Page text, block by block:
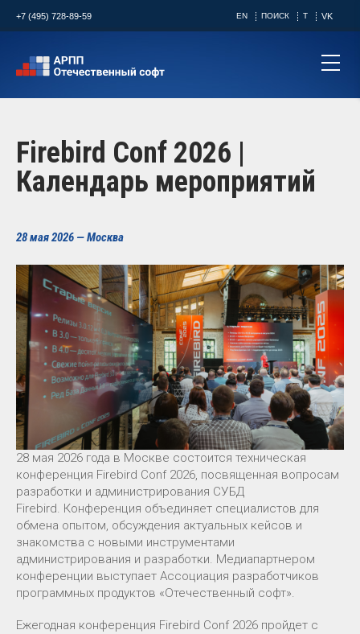
+7 (495) 728-89-59 EN ПОИСК T VK
Firebird Conf 2026 |
Календарь мероприятий
28 мая 2026 — Москва
28 мая 2026 года в Москве состоится техническая
конференция Firebird Conf 2026, посвященная вопросам
разработки и администрирования СУБД
Firebird. Конференция объединяет специалистов для
обмена опытом, обсуждения актуальных кейсов и
знакомства с новыми инструментами
администрирования и разработки. Медиапартнером
конференции выступает Ассоциация разработчиков
программных продуктов «Отечественный софт».
Ежегодная конференция Firebird Conf 2026 пройдет с